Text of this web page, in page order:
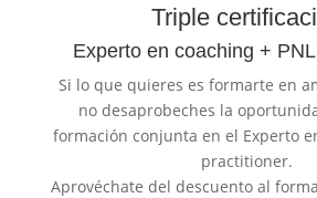
Triple
Experto en coaching +
Si lo que quieres es formarte en
no desaprobeches la
formación conjunta en el Experto
practitioner.
Aprovéchate del descuento al